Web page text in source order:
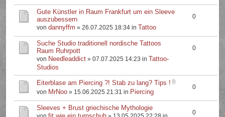
Gute Künstler in Raum Frankfurt um ein Sleeve
auszubessern
vondannyffm » 26.07.2025 18:34 in Tattoo
0
Suche Studio traditionell nordische Tattoos
Raum Ruhrpott
von Needleaddict » 07.07.2025 14:23 in Tattoo-
Studios
0
Eiterblase am Piercing ?! Stab zu lang? Tips !
von MrNoo » 15.06.2025 21:31 in Piercing
0
Sleeves + Brust griechische Mythologie
0